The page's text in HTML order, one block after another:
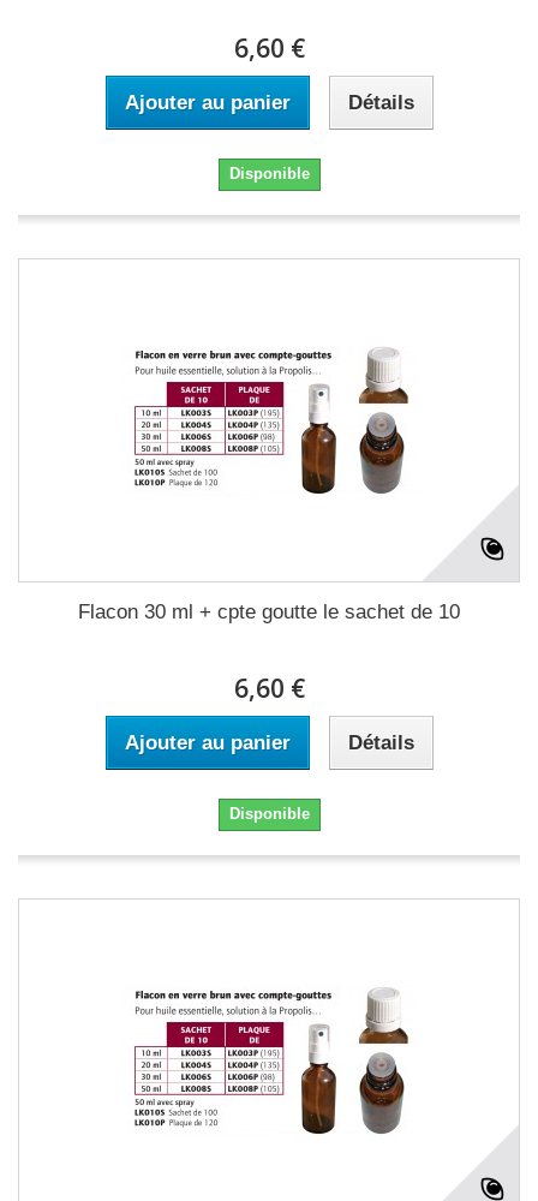
6,60 €
Ajouter au panier Détails
Disponible
Flacon 30 ml + cpte goutte le sachet de 10
6,60 €
Ajouter au panier Détails
Disponible